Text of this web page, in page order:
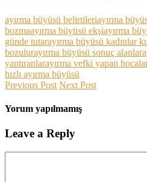
ayırma büyüsü belirtileriayırma
bozmaayırma büyüsü ekşiayırma
günde tutarayırma büyüsü kadınlar
bozulurayırma büyüsü sonuç alanlar
yaptıranlarayırma vefki yapan
hızlı ayırma büyüsü
Previous Post Next Post
Yorum yapılmamış
Leave a Reply